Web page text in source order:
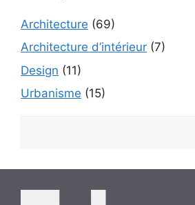
Architecture (69)
Architecture d’intérieur (7)
Design (11)
Urbanisme (15)